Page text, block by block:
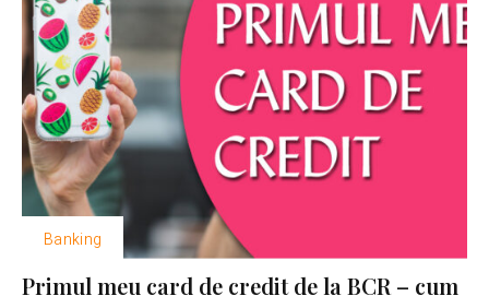
Banking
Primul meu card de credit de la BCR – cum